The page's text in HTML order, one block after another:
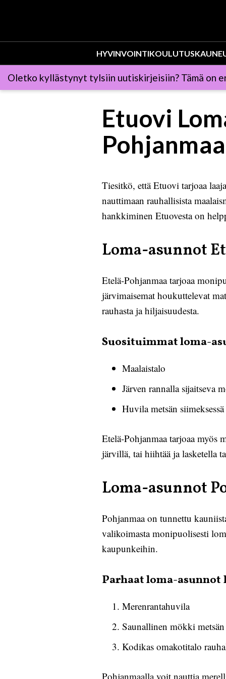
HYVINVOINTIKOULUTUS
Oletko kyllästynyt tylsiin uutiskirjeisiin? Tämä on
Etuovi
Tiesitkö, että Etuovi tarjoaa
nauttimaan rauhallisista
hankkiminen Etuovesta on
Loma-asunnot
Etelä-Pohjanmaa tarjoaa
järvimaisemat houkuttelevat
rauhasta ja hiljaisuudesta.
Suosituimmat loma-
Maalaistalo
Järven rannalla sijaitseva
Huvila metsän siimeksessä
Etelä-Pohjanmaa tarjoaa
järvillä, tai hiihtää ja lasketella
Loma-asunnot
Pohjanmaa on tunnettu
valikoimasta monipuolisesti
kaupunkeihin.
Parhaat loma-asunnot
Merenrantahuvila
Saunallinen mökki metsän
Kodikas omakotitalo
Pohjanmaalla voit nauttia